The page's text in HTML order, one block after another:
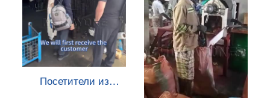
Посетители из